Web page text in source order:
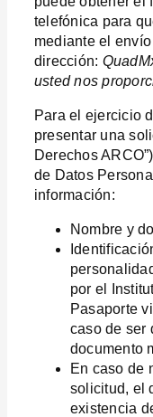
telefónica para
mediante el
dirección:
usted nos
Para el ejercicio
presentar una
Derechos
de Datos
información:
Nombre y
por el
Pasaporte
caso de ser
documento
En caso de
solicitud, el
existencia